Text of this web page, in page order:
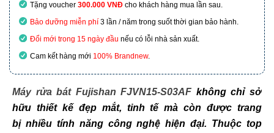
Tặng voucher 300.000 VNĐ cho khách hàng mua lần sau.
Bảo dưỡng miễn phí 3 lần / năm trong suốt thời gian bảo hành.
Đổi mới trong 15 ngày đầu nếu có lỗi nhà sản xuất.
Cam kết hàng mới 100% Brandnew.
Máy rửa bát Fujishan FJVN15-S03AF không chỉ sở
hữu thiết kế đẹp mắt, tinh tế mà còn được trang
bị nhiều tính năng công nghệ hiện đại. Thuộc top